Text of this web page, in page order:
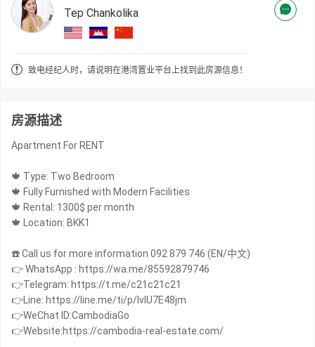
Tep Chankolika
致电经纪人时，请说明在港湾置业平台上找到此房源信息！
房源描述
Apartment For RENT
🍁 Type: Two Bedroom
🍁 Fully Furnished with Modern Facilities
🍁 Rental: 1300$ per month
🍁 Location: BKK1
☎️ Call us for more information 092 879 746 (EN/中文)
👉 WhatsApp : https://wa.me/85592879746
👉Telegram: https://t.me/c21c21c21
👉Line: https://line.me/ti/p/IvIU7E48jm
👉WeChat ID:CambodiaGo
👉Website:https://cambodia-real-estate.com/